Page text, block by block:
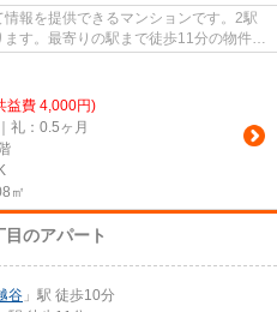
報を提供できるマンションです。2駅
す。最寄りの駅まで徒歩11分の物件で
益費 4,000円)
礼：0.5ヶ月
㎡
のアパート
谷 」駅 徒歩10分